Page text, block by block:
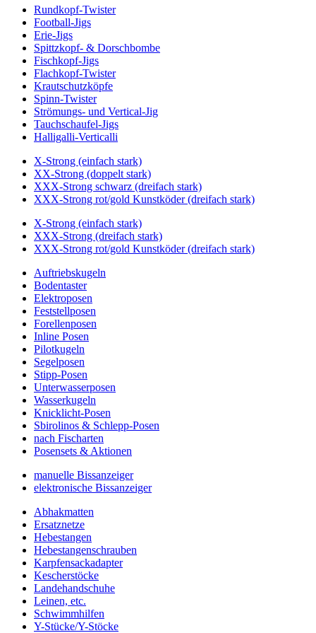
Rundkopf-Twister
Football-Jigs
Erie-Jigs
Spittzkopf- & Dorschbombe
Fischkopf-Jigs
Flachkopf-Twister
Krautschutzköpfe
Spinn-Twister
Strömungs- und Vertical-Jig
Tauchschaufel-Jigs
Halligalli-Verticalli
X-Strong (einfach stark)
XX-Strong (doppelt stark)
XXX-Strong schwarz (dreifach stark)
XXX-Strong rot/gold Kunstköder (dreifach stark)
X-Strong (einfach stark)
XXX-Strong (dreifach stark)
XXX-Strong rot/gold Kunstköder (dreifach stark)
Auftriebskugeln
Bodentaster
Elektroposen
Feststellposen
Forellenposen
Inline Posen
Pilotkugeln
Segelposen
Stipp-Posen
Unterwasserposen
Wasserkugeln
Knicklicht-Posen
Sbirolinos & Schlepp-Posen
nach Fischarten
Posensets & Aktionen
manuelle Bissanzeiger
elektronische Bissanzeiger
Abhakmatten
Ersatznetze
Hebestangen
Hebestangenschrauben
Karpfensackadapter
Kescherstöcke
Landehandschuhe
Leinen, etc.
Schwimmhilfen
Y-Stücke/Y-Stöcke